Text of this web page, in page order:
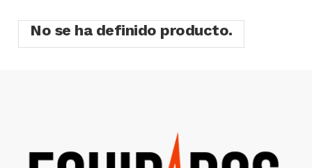
No se ha definido producto.